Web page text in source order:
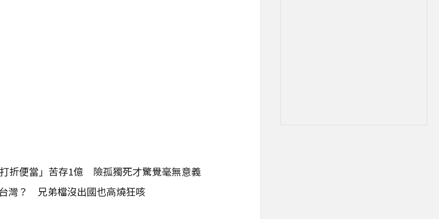
折便當」苦存1億 險孤獨死才驚覺毫無意義
灣？ 兄弟檔沒出國也高燒狂咳